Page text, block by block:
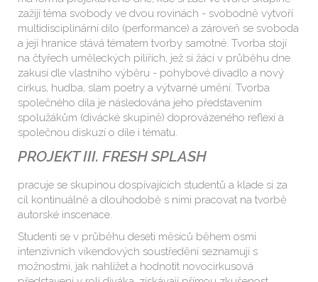
zažijí téma svobody ve dvou rovinách - svobodně vytvoří
multidisciplinární dílo (performance) a zároveň se svoboda
a její hranice stává tématem tvorby samotné. Tvorba stojí
na čtyřech uměleckých pilířích, jež si žáci v průběhu dne
zakusí dle vlastního výběru - pohybové divadlo a nový
cirkus, hudba, slam poetry a výtvarné umění. Tvorba
společného díla je následována jeho představením
spolužákům (divácké skupině) doprovázeného reflexí a
společnou diskuzí o díle i tématu.
PROJEKT III. FRESH SPLASH
pracuje se skupinou dospívajících studentů a klade si za
cíl kontinuálně a dlouhodobě s nimi pracovat na tvorbě
autorské inscenace.
Studenti se v průběhu deseti měsíců během osmi
intenzivních víkendových soustředění seznamují s
možnostmi, jak nahlížet a hodnotit novocirkusová